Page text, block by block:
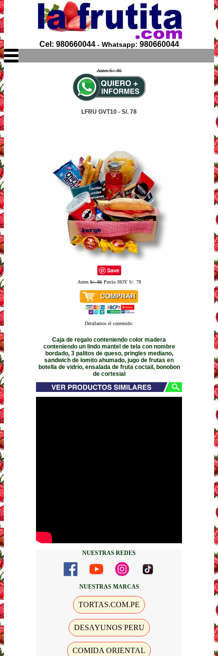
Cel: 980660044- Whatsapp: 980660044
Antes S/. 95
LFRU GVT10 - S/. 78
Save
AntesS/. 95Precio HOY S/. 78
Detallamos el contenido:
Caja de regalo conteniendo color madera
conteniendo un lindo mantel de tela con nombre
bordado, 3 palitos de queso, pringles mediano,
sandwich de lomito ahumado, jugo de frutas en
botella de vidrio, ensalada de fruta coctail, bonobon
de cortesial
NUESTRAS REDES
NUESTRAS MARCAS
TORTAS.COM.PE
DESAYUNOS PERU
COMIDA ORIENTAL